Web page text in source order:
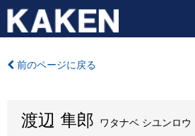
前のページに戻る
渡辺 隼郎 ワタナベ シユンロウ